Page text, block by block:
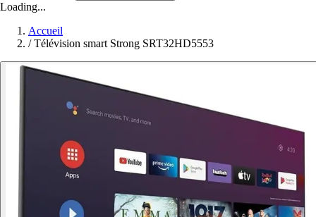
Loading...
Accueil
/ Télévision smart Strong SRT32HD5553